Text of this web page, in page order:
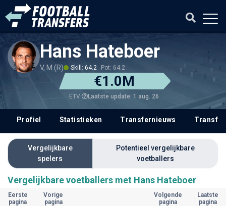
Hans Hateboer
V, M (R) Skill: 64.2 Pot: 64.2
€1.0M
ETV Laatste update: 1 aug. 26
Profiel Statistieken Transfernieuws
Vergelijkbare
spelers
Potentieel vergelijkbare
voetballers
Vergelijkbare voetballers met Hans Hateboer
Eerste
pagina
Vorige
pagina
Volgende
pagina
Laatste
pagina